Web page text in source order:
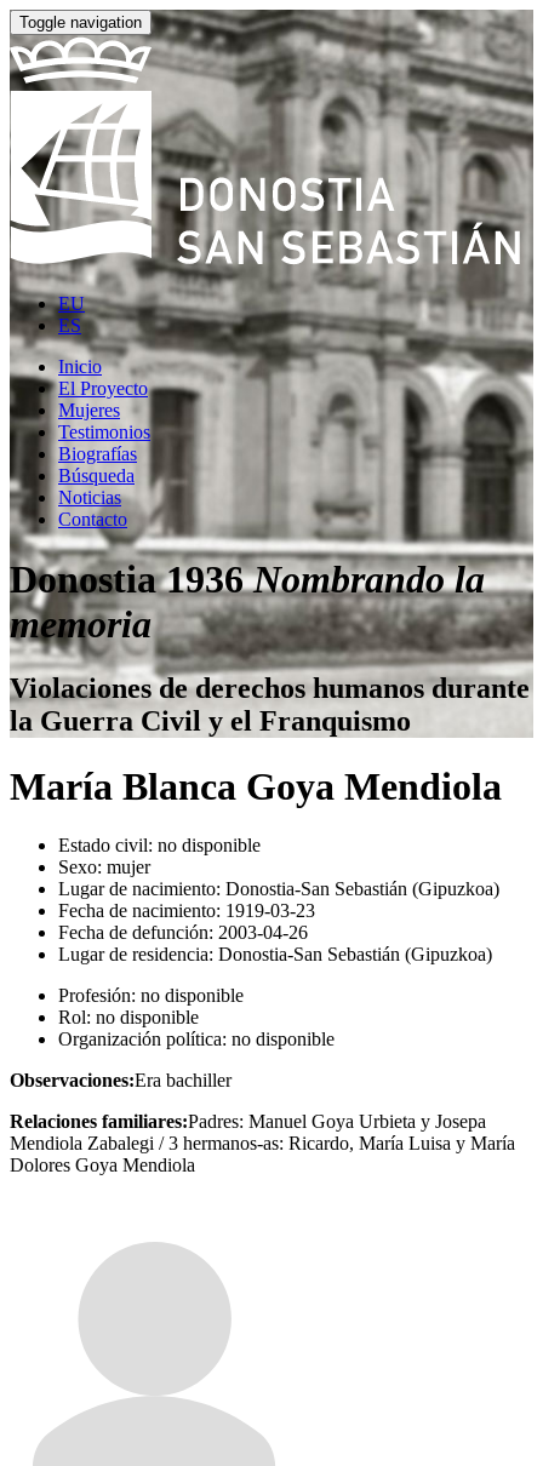
Toggle navigation
EU
ES
Inicio
El Proyecto
Mujeres
Testimonios
Biografías
Búsqueda
Noticias
Contacto
Donostia 1936Nombrando la
memoria
Violaciones de derechos humanos durante
la Guerra Civil y el Franquismo
María Blanca Goya Mendiola
Estado civil: no disponible
Sexo: mujer
Lugar de nacimiento: Donostia-San Sebastián (Gipuzkoa)
Fecha de nacimiento: 1919-03-23
Fecha de defunción: 2003-04-26
Lugar de residencia: Donostia-San Sebastián (Gipuzkoa)
Profesión: no disponible
Rol: no disponible
Organización política: no disponible
Observaciones:Era bachiller
Relaciones familiares:Padres: Manuel Goya Urbieta y Josepa
Mendiola Zabalegi / 3 hermanos-as: Ricardo, María Luisa y María
Dolores Goya Mendiola